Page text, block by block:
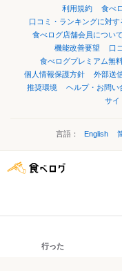
利用規約 食べ
口コミ・ランキングに対す
食べログ店舗会員について
機能改善要望
口
食べログプレミアム無
個人情報保護方針
外部送
推奨環境
ヘルプ・お問い
サイ
言語： English
行った